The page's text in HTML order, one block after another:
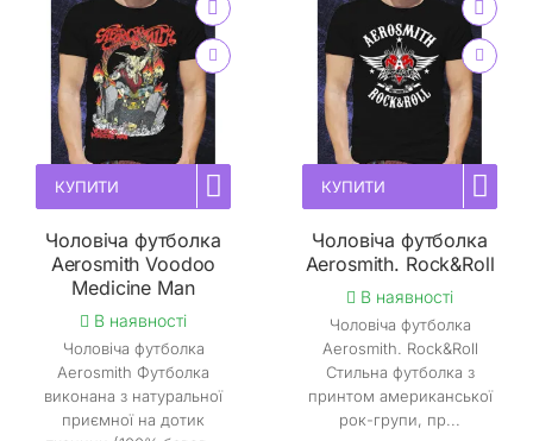
КУПИТИ
Чоловіча футболка
Aerosmith Voodoo
Medicine Man
В наявності
Чоловіча футболка
Aerosmith Футболка
виконана з натуральної
приємної на дотик
КУПИТИ
Чоловіча футболка
Aerosmith. Rock&Roll
В наявності
Чоловіча футболка
Aerosmith. Rock&Roll
Стильна футболка з
принтом американської
рок-групи, пр...